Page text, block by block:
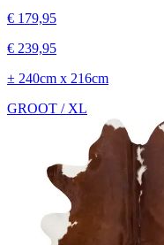
€ 179,95
€ 239,95
± 240cm x 216cm
GROOT / XL